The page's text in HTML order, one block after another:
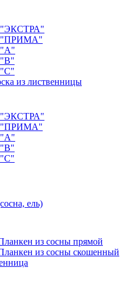
"ЭКСТРА"
"ПРИМА"
"А"
из лиственницы
"ЭКСТРА"
"ПРИМА"
"А"
ель)
из сосны прямой
из сосны скошенный